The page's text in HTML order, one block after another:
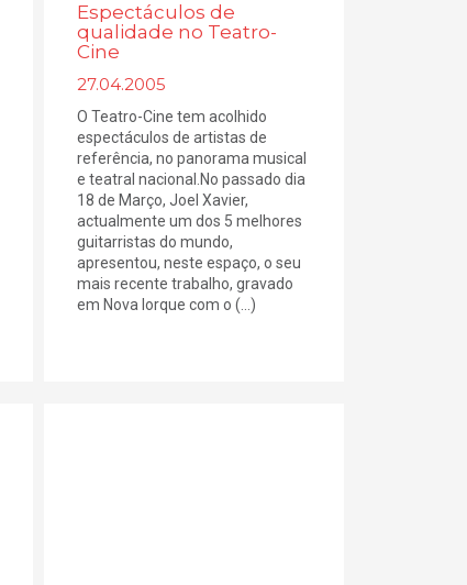
Espectáculos de
qualidade no Teatro-
Cine
27.04.2005
O Teatro-Cine tem acolhido
espectáculos de artistas de
referência, no panorama musical
e teatral nacional.No passado dia
18 de Março, Joel Xavier,
actualmente um dos 5 melhores
guitarristas do mundo,
apresentou, neste espaço, o seu
mais recente trabalho, gravado
em Nova Iorque com o (...)